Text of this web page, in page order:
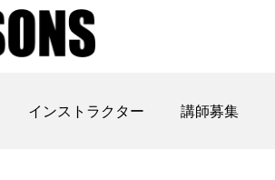
インストラクター 講師募集